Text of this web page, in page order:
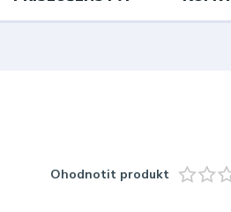
Ohodnotit produkt